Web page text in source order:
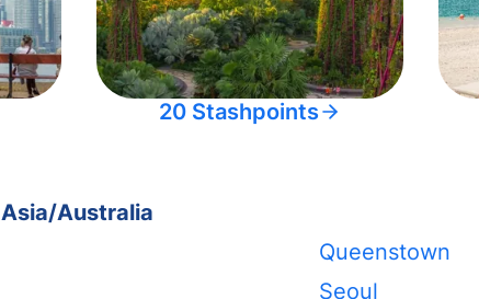
20 Stashpoints
Asia/Australia
Queenstown
Seoul